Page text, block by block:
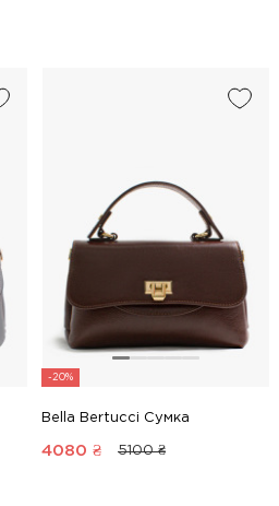
-20%
Bella Bertucci Сумка
4080 ₴ 5100 ₴